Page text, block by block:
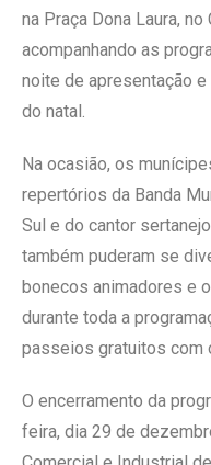
na Praça Dona Laura,
acompanhando as
noite de apresentação
do natal.
Na ocasião, os
repertórios da Banda
Sul e do cantor
também puderam se
bonecos animadores e
durante toda a
passeios gratuitos com
O encerramento da
feira, dia 29 de